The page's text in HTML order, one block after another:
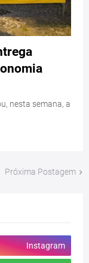
nesta semana, a
Próxima Postagem
Instagram